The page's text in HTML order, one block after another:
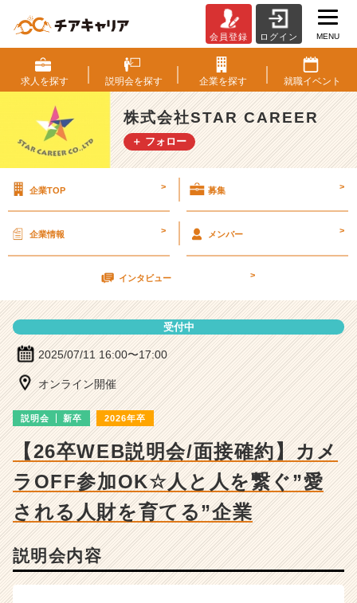
式
会
社
S
T
A
R
R
の
細
ン
チ
ャ
ー・
成
長
企
会員登録 ログイン MENU
求人を探す 説明会を探す 企業を探す 就職イベント
株式会社STAR CAREER
＋ フォロー
企業TOP > 募集 >
企業情報 > メンバー >
インタビュー >
受付中
2025/07/11 16:00〜17:00
オンライン開催
説明会 新卒 2026年卒
【26卒WEB説明会/面接確約】カメ
ラOFF参加OK☆人と人を繋ぐ”愛
される人財を育てる”企業
説明会内容